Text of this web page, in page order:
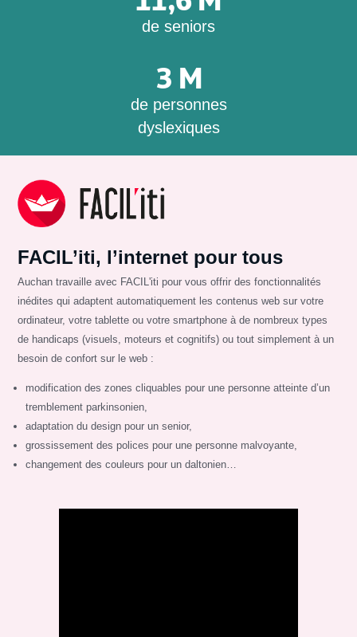
de seniors
3 M
de personnes
dyslexiques
FACIL’iti, l’internet pour tous
Auchan travaille avec FACIL'iti pour vous offrir des fonctionnalités
inédites qui adaptent automatiquement les contenus web sur votre
ordinateur, votre tablette ou votre smartphone à de nombreux types
de handicaps (visuels, moteurs et cognitifs) ou tout simplement à un
besoin de confort sur le web :
modification des zones cliquables pour une personne atteinte d’un
tremblement parkinsonien,
adaptation du design pour un senior,
grossissement des polices pour une personne malvoyante,
changement des couleurs pour un daltonien…